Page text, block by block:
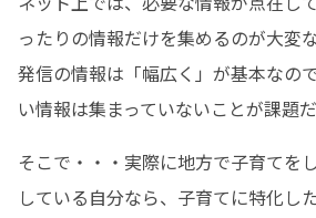
ったりの情報だけを集めるのが大変
発信の情報は「幅広く」が基本なの
い情報は集まっていないことが課題
そこで・・・実際に地方で子育てを
している自分なら、子育てに特化し